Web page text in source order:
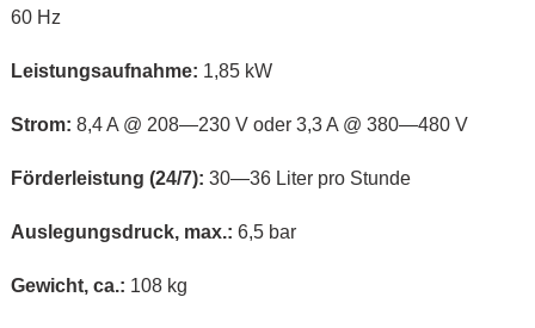
60 Hz
Leistungsaufnahme: 1,85 kW
Strom: 8,4 A @ 208—230 V oder 3,3 A @ 380—480 V
Förderleistung (24/7): 30—36 Liter pro Stunde
Auslegungsdruck, max.: 6,5 bar
Gewicht, ca.: 108 kg